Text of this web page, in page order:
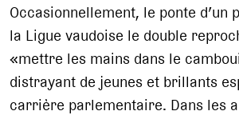
Occasionnellement, le ponte d’un
la Ligue vaudoise le double
«mettre les mains dans le
distrayant de jeunes et brillants
carrière parlementaire. Dans les